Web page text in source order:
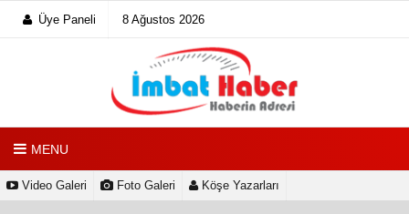
Üye Paneli 8 Ağustos 2026
MENU
Video Galeri Foto Galeri Köşe Yazarları